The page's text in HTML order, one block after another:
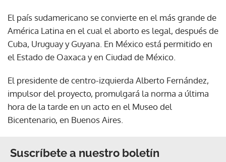
El país sudamericano se convierte en el más grande de
América Latina en el cual el aborto es legal, después de
Cuba, Uruguay y Guyana. En México está permitido en
el Estado de Oaxaca y en Ciudad de México.
El presidente de centro-izquierda Alberto Fernández,
impulsor del proyecto, promulgará la norma a última
hora de la tarde en un acto en el Museo del
Bicentenario, en Buenos Aires.
Suscríbete a nuestro boletín